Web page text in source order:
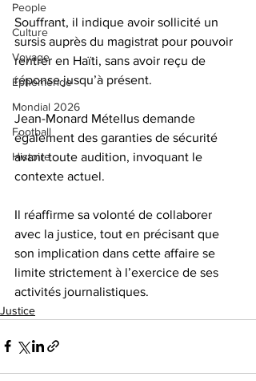
People
Culture
Voyage
Éphéméride
Mondial 2026
Football
Histoire
Souffrant, il indique avoir sollicité un
sursis auprès du magistrat pour pouvoir
rentrer en Haïti, sans avoir reçu de
réponse jusqu’à présent.
Jean-Monard Métellus demande
également des garanties de sécurité
avant toute audition, invoquant le
contexte actuel.
Il réaffirme sa volonté de collaborer
avec la justice, tout en précisant que
son implication dans cette affaire se
limite strictement à l’exercice de ses
activités journalistiques.
Justice